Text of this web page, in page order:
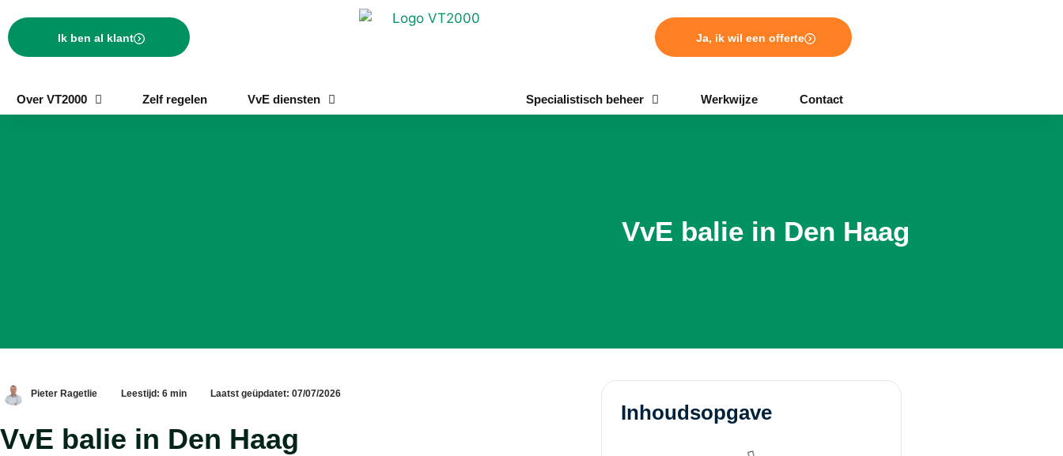
Ik ben al klant
Over VT2000 Zelf regelen VvE diensten
Ja, ik wil een offerte
Specialistisch beheer Werkwijze Contact
VvE balie in Den Haag
Pieter Ragetlie Leestijd: 6 min Laatst geüpdatet: 07/07/2026
VvE balie in Den Haag
Inhoudsopgave